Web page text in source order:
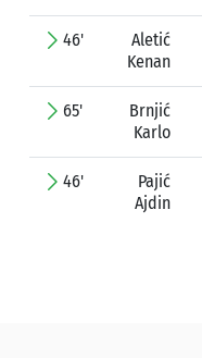
46'
Aletić
Kenan
65'
Brnjić
Karlo
46'
Pajić
Ajdin